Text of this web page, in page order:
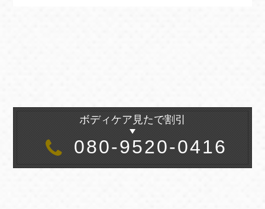
ボディケア見たで割引
080-9520-0416